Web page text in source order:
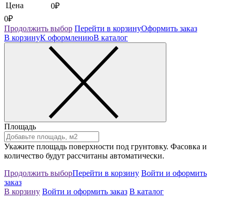
Цена
0₽
0₽
Продолжить выбор Перейти в корзинуОформить заказ
В корзинуК оформлениюВ каталог
Площадь
Укажите площадь поверхности под грунтовку. Фасовка и
количество будут рассчитаны автоматически.
Продолжить выборПерейти в корзину Войти и оформить
заказ
В корзину Войти и оформить заказ В каталог